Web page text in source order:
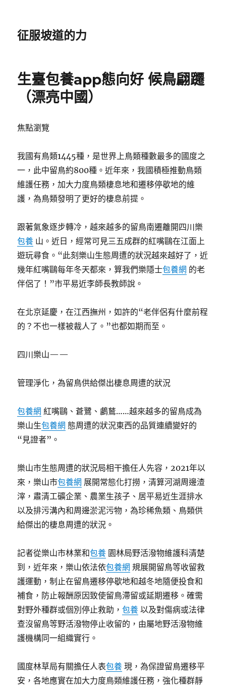
征服坡道的力
生臺包養app態向好 候鳥翩躚
（漂亮中國）
焦點瀏覽
我國有鳥類1445種，是世界上鳥類種數最多的國度之
一，此中留鳥約800種。近年來，我國積極推動鳥類
維護任務，加大力度鳥類棲息地和遷移停歇地的維
護，為鳥類發明了更好的棲息前提。
跟著氣象逐步轉冷，越來越多的留鳥南遷離開四川樂
包養 山。近日，經常可見三五成群的紅嘴鷗在江面上
遊玩尋食。“此刻樂山生態周遭的狀況越來越好了，近
幾年紅嘴鷗每年冬天都來，算我們樂隱士包養網 的老
伴侶了！”市平易近李師長教師說。
在北京延慶，在江西撫州，如許的“老伴侶有什麼前程
的？不也一樣被裁人了。”也都如期而至。
四川樂山——
管理淨化，為留鳥供給傑出棲息周遭的狀況
包養網 紅嘴鷗、蒼鷺、鸕鶿……越來越多的留鳥成為
樂山生包養網 態周遭的狀況東西的品質連續變好的
“見證者”。
樂山市生態周遭的狀況局相干擔任人先容，2021年以
來，樂山市包養網 展開常態化打撈，清算河湖周邊渣
滓，肅清工礦企業、農業生孩子、居平易近生涯排水
以及排污溝內和周邊淤泥污物，為珍稀魚類、鳥類供
給傑出的棲息周遭的狀況。
記者從樂山市林業和包養 園林局野活潑物維護科清楚
到，近年來，樂山依法依包養網 規展開留鳥等收留救
護運動，制止在留鳥遷移停歇地和越冬地隨便投食和
補食，防止報酬原因致使留鳥滯留或延期遷移。確需
對野外種群或個別停止救助，包養 以及對傷病或法律
查沒留鳥等野活潑物停止收留的，由屬地野活潑物維
護機構同一組織實行。
國度林草局有關擔任人表包養 現，為保證留鳥遷移平
安，各地應實在加大力度鳥類維護任務，強化種群靜